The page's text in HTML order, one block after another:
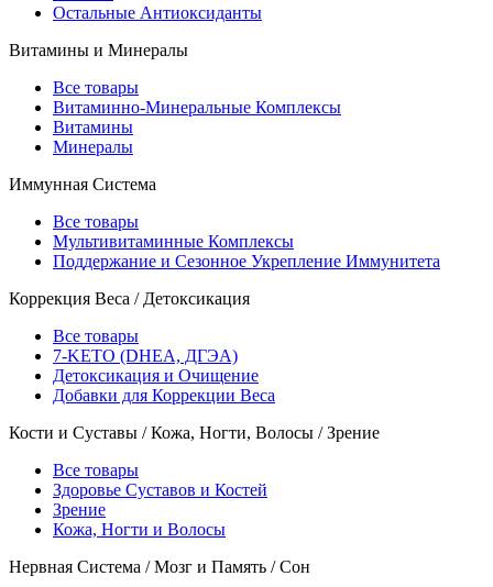
Остальные Антиоксиданты
Витамины и Минералы
Все товары
Витаминно-Минеральные Комплексы
Витамины
Минералы
Иммунная Система
Все товары
Мультивитаминные Комплексы
Поддержание и Сезонное Укрепление Иммунитета
Коррекция Веса / Детоксикация
Все товары
7-KETO (DHEA, ДГЭА)
Детоксикация и Очищение
Добавки для Коррекции Веса
Кости и Суставы / Кожа, Ногти, Волосы / Зрение
Все товары
Здоровье Суставов и Костей
Зрение
Кожа, Ногти и Волосы
Нервная Система / Мозг и Память / Сон